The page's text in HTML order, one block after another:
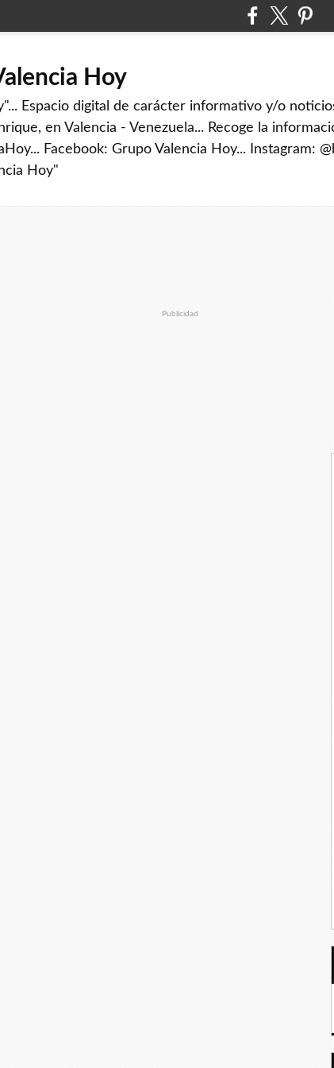
Hoy
Espacio digital de carácter informativo y/o
en Valencia - Venezuela... Recoge la
Facebook: Grupo Valencia Hoy... Instagram:
Hoy"
Publicidad